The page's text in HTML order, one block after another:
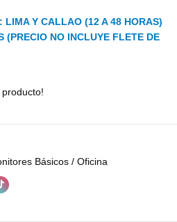
LIMA Y CALLAO (12 A 48 HORAS)
(PRECIO NO INCLUYE FLETE DE
producto!
Básicos / Oficina